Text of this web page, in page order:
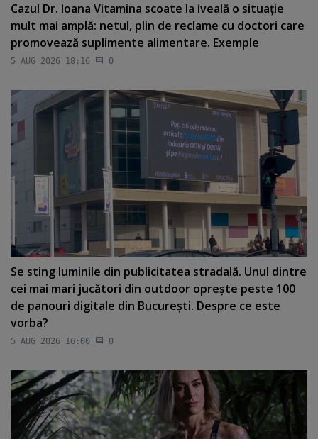
Cazul Dr. Ioana Vitamina scoate la iveală o situaţie
mult mai amplă: netul, plin de reclame cu doctori care
promovează suplimente alimentare. Exemple
5 AUG 2026 18:16 0
Se sting luminile din publicitatea stradală. Unul dintre
cei mai mari jucători din outdoor opreşte peste 100
de panouri digitale din Bucureşti. Despre ce este
vorba?
5 AUG 2026 16:00 0